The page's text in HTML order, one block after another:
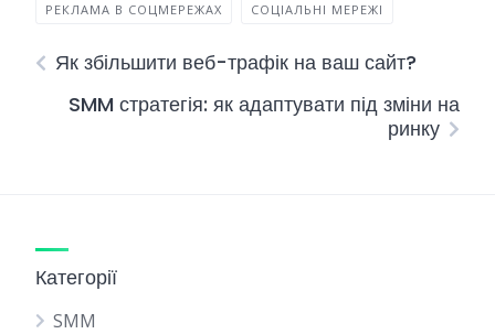
РЕКЛАМА В СОЦМЕРЕЖАХ СОЦІАЛЬНІ МЕРЕЖІ
Як збільшити веб-трафік на ваш сайт?
SMM стратегія: як адаптувати під зміни на
ринку
Категорії
SMM